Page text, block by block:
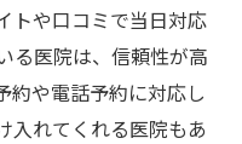
トや口コミで当日対応
る医院は、信頼性が高
約や電話予約に対応し
入れてくれる医院もあ